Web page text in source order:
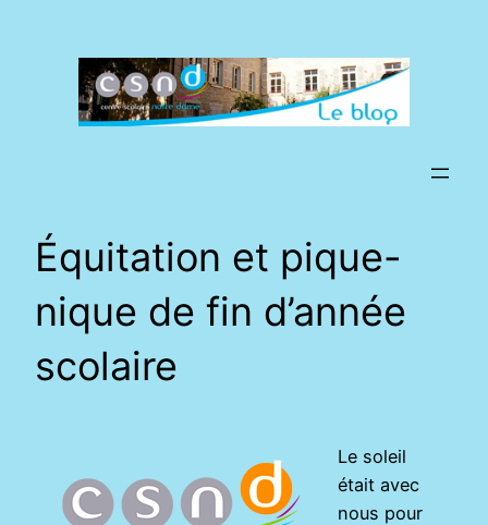
Équitation et pique-
nique de fin d’année
scolaire
Le soleil
était avec
nous pour